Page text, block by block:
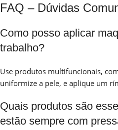
FAQ – Dúvidas
Como posso aplicar
trabalho?
Use produtos multifuncionais,
uniformize a pele, e aplique um
Quais produtos são
estão sempre com